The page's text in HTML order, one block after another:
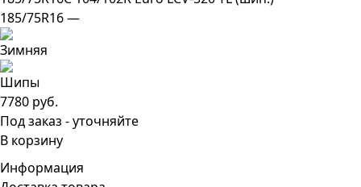
185/75R16 —
7780 руб.
Под заказ - уточняйте
В корзину
Информация